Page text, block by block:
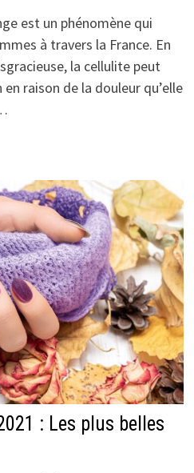
est un phénomène qui
à travers la France. En
la cellulite peut
raison de la douleur qu’elle
: Les plus belles